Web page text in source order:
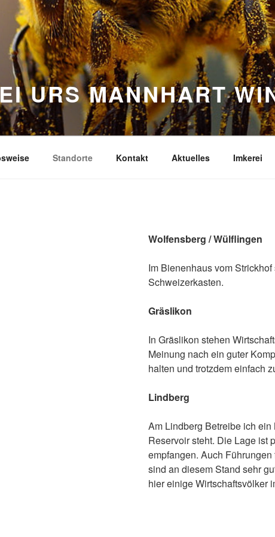
URS MANNHART
Standorte Kontakt Aktuelles Imkerei
Wolfensberg / Wülflingen
Im Bienenhaus vom
Schweizerkasten.
Gräslikon
In Gräslikon stehen
Meinung nach ein guter
halten und trotzdem einfach
Lindberg
Am Lindberg Betreibe ich
Reservoir steht. Die Lage ist
empfangen. Auch
sind an diesem Stand sehr
hier einige Wirtschaftsvölker